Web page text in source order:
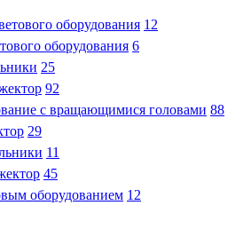
оборудования 12
оборудования 6
25
92
с вращающимися головами 88
29
11
45
оборудованием 12